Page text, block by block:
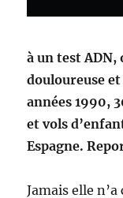
à un test
douloureuse et
années 1990,
et vols
Espagne.
Jamais elle